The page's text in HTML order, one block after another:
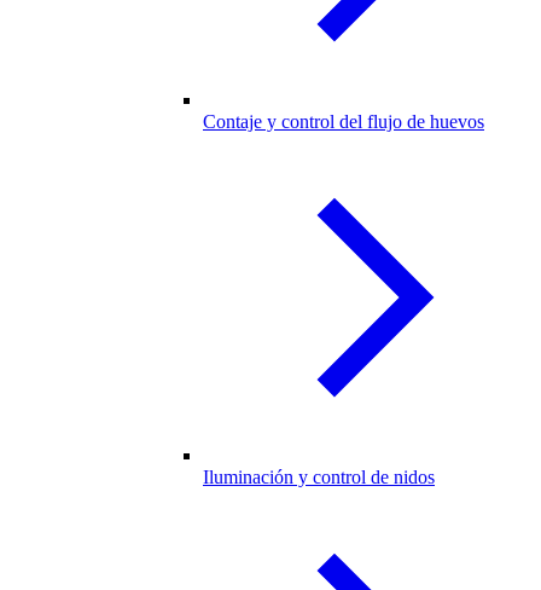
Contaje y control del flujo de huevos
Iluminación y control de nidos